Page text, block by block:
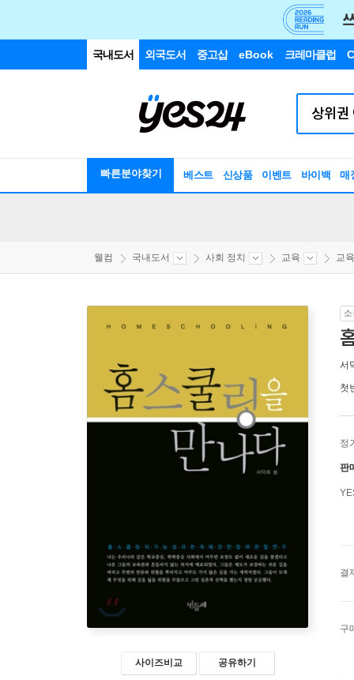
국내도서 외국도서 중고샵 eBook 크레마클럽
빠른분야찾기 베스트 신상품 이벤트 바이백 매
웰컴 국내도서 사회 정치 교육 교
사이즈비교 공유하기
서
첫
정
판
결
구